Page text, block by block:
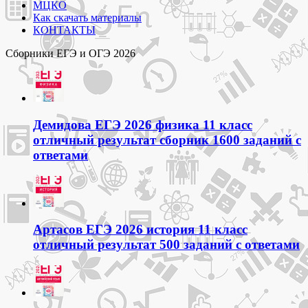
МЦКО
Как скачать материалы
КОНТАКТЫ
Сборники ЕГЭ и ОГЭ 2026
Демидова ЕГЭ 2026 физика 11 класс
отличный результат сборник 1600 заданий с
ответами
Артасов ЕГЭ 2026 история 11 класс
отличный результат 500 заданий с ответами